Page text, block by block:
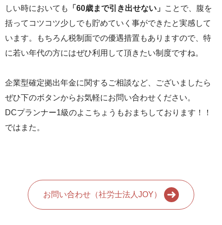
しい時においても 「60歳まで引き出せない」 ことで、腹を
括ってコツコツ少しでも貯めていく事ができたと実感して
います。もちろん税制面での優遇措置もありますので、特
に若い年代の方にはぜひ利用して頂きたい制度ですね。
企業型確定拠出年金に関するご相談など、ございましたら
ぜひ下のボタンからお気軽にお問い合わせください。
DCプランナー1級のよこちょうもおまちしております！！
ではまた。
お問い合わせ（社労士法人JOY）